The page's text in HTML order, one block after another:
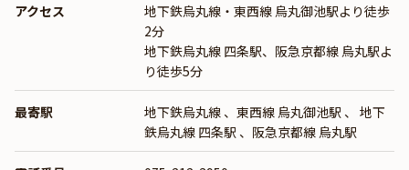
アクセス
地下鉄烏丸線・東西線 烏丸御池駅より徒歩
2分
地下鉄烏丸線 四条駅、阪急京都線 烏丸駅よ
り徒歩5分
最寄駅 地下鉄烏丸線 、 東西線 烏丸御池駅 、
地下
鉄烏丸線 四条駅 、 阪急京都線 烏丸駅